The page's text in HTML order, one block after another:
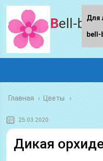
Bell-
Главная › Цветы
25.03.2020
Дикая
Для
bell-